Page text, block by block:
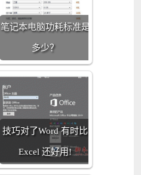
笔记本电脑功耗标准是
多少？
技巧对了Word 有时比
Excel 还好用!